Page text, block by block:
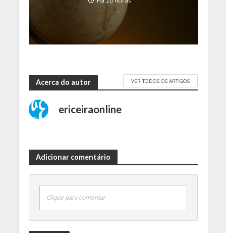
Acerca do autor VER TODOS OS ARTIGOS
ericeiraonline
Adicionar comentário
Clique para comentar